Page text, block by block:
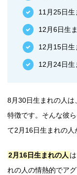
11月25日生
12月6日生
12月15日生
12月24日生
8月30日生まれの人
特徴です。そんな彼
て2月16日生まれの人
2月16日生まれの人
れの人の情熱的でア